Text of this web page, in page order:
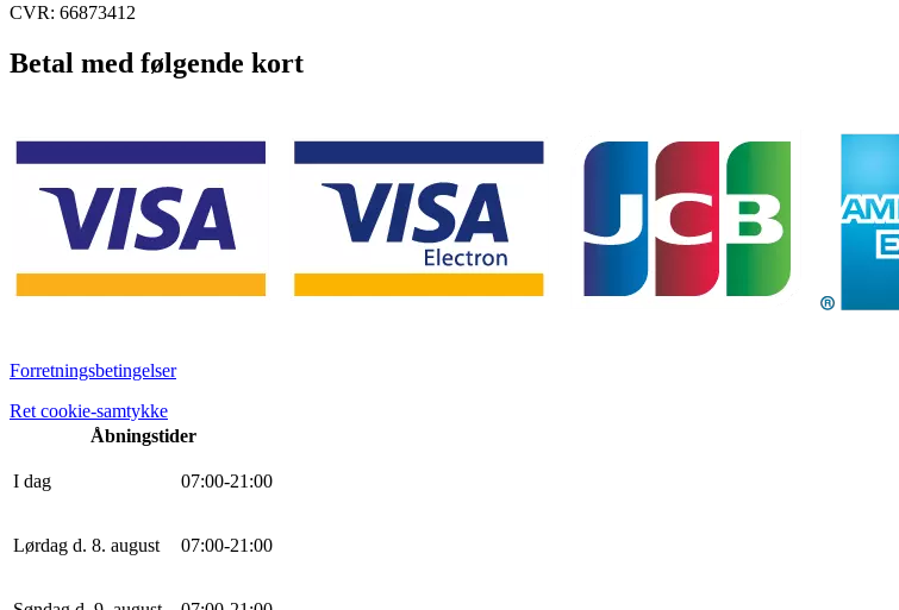
CVR: 66873412
Betal med følgende kort
Forretningsbetingelser
Ret cookie-samtykke
Åbningstider
I dag 07:00-21 :00
Lørdag d. 8. august 07:00-21 :00